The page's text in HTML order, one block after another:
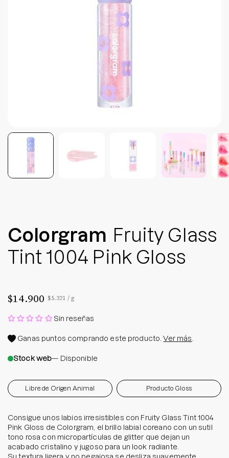
Protector Solar en Barra No.1
Parche para granitos
Rastrear mi Pedido
Parches para granitos internos
Parches para manchitas pos acné
Colorgram Fruity Glass
Tint 1004 Pink Gloss
$14.900 Precio por unidad
$5.321 /por
g
Sin reseñas
Ganas puntos comprando este producto.Ver más
Stock web— Disponible
Libre de Origen Animal Producto Gloss
Consigue unos labios irresistibles con Fruity Glass Tint 1004
Pink Gloss de Colorgram, el brillo labial coreano con un sutil
tono rosa con micropartículas de glitter que dejan un
acabado cristalino y jugoso para un look radiante.